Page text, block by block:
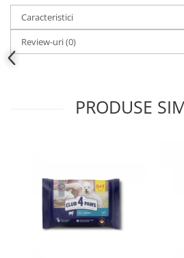
Caracteristici
Review-uri(0)
PRODUSE